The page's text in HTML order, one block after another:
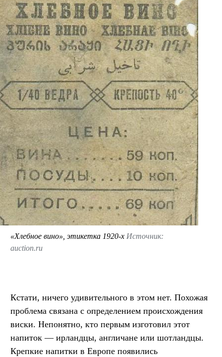
«Хлебное вино», этикетка 1920-х Источник:
auction.ru
Кстати, ничего удивительного в этом нет. Похожая
проблема связана с определением происхождения
виски. Непонятно, кто первым изготовил этот
напиток — ирландцы, англичане или шотландцы.
Крепкие напитки в Европе появились